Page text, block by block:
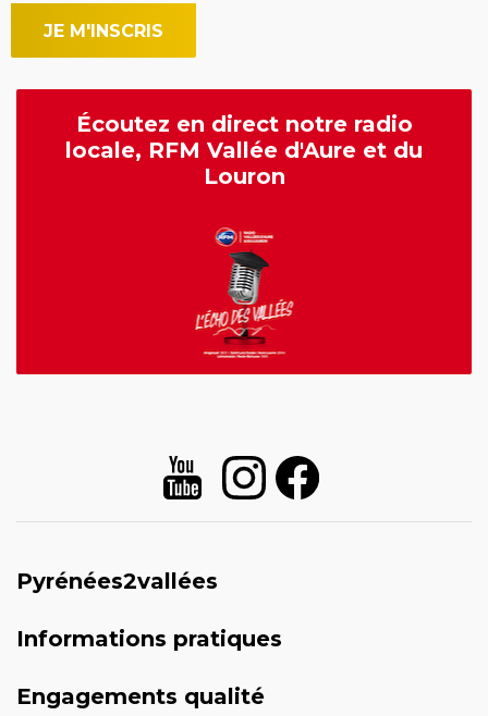
Écoutez en direct notre radio
locale, RFM Vallée d'Aure et du
Louron
Pyrénées2vallées
Informations pratiques
Engagements qualité